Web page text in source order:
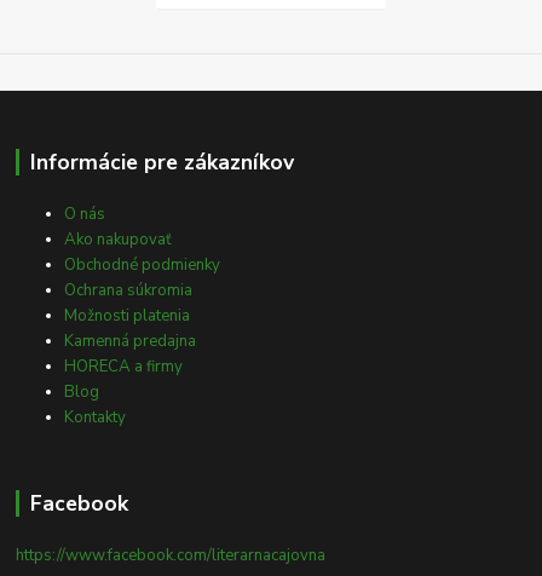
Informácie pre zákazníkov
O nás
Ako nakupovať
Obchodné podmienky
Ochrana súkromia
Možnosti platenia
Kamenná predajna
HORECA a firmy
Blog
Kontakty
Facebook
https://www.facebook.com/literarnacajovna